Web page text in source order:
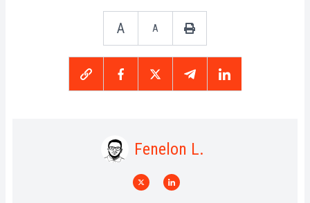
A A
Fenelon L.